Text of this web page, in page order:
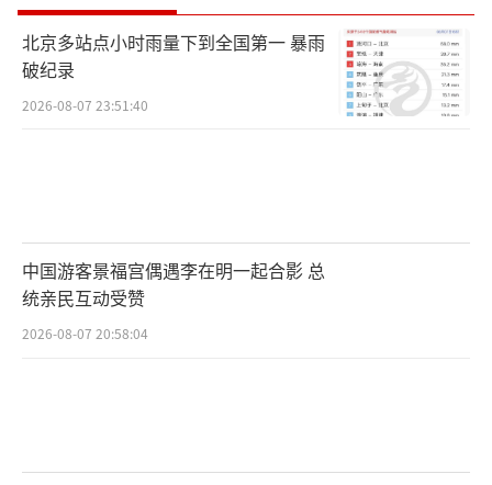
北京多站点小时雨量下到全国第一 暴雨
破纪录
2026-08-07 23:51:40
中国游客景福宫偶遇李在明一起合影 总
统亲民互动受赞
2026-08-07 20:58:04